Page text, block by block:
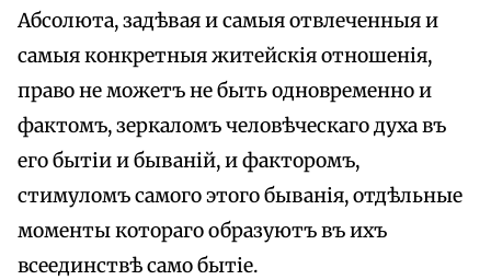
Абсолюта, задѣвая и самыя отвлеченныя и
самыя конкретныя житейскія отношенія,
право не можетъ не быть одновременно и
фактомъ, зеркаломъ человѣческаго духа въ
его бытіи и бываній, и факторомъ,
стимуломъ самого этого быванія, отдѣльные
моменты котораго образуютъ въ ихъ
всеединствѣ само бытіе.